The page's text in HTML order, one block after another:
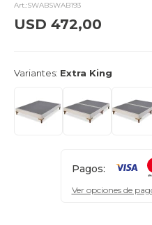
SWABSWAB193
USD 472,00
Variantes: Extra King
Pagos:
Ver opciones de